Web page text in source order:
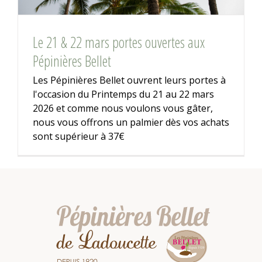
Le 21 & 22 mars portes ouvertes aux
Pépinières Bellet
Les Pépinières Bellet ouvrent leurs portes à
l'occasion du Printemps du 21 au 22 mars
2026 et comme nous voulons vous gâter,
nous vous offrons un palmier dès vos achats
sont supérieur à 37€